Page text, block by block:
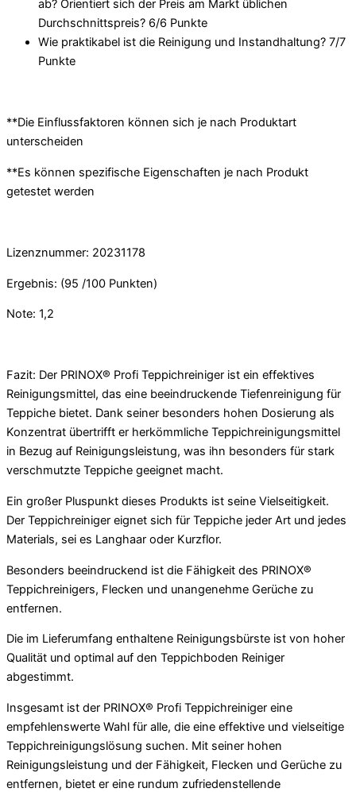
ab? Orientiert sich der Preis am Markt üblichen
Durchschnittspreis? 6/6 Punkte
Wie praktikabel ist die Reinigung und Instandhaltung? 7/7
Punkte
**Die Einflussfaktoren können sich je nach Produktart
unterscheiden
**Es können spezifische Eigenschaften je nach Produkt
getestet werden
Lizenznummer: 20231178
Ergebnis: (95 /100 Punkten)
Note: 1,2
Fazit: Der PRINOX® Profi Teppichreiniger ist ein effektives
Reinigungsmittel, das eine beeindruckende Tiefenreinigung für
Teppiche bietet. Dank seiner besonders hohen Dosierung als
Konzentrat übertrifft er herkömmliche Teppichreinigungsmittel
in Bezug auf Reinigungsleistung, was ihn besonders für stark
verschmutzte Teppiche geeignet macht.
Ein großer Pluspunkt dieses Produkts ist seine Vielseitigkeit.
Der Teppichreiniger eignet sich für Teppiche jeder Art und jedes
Materials, sei es Langhaar oder Kurzflor.
Besonders beeindruckend ist die Fähigkeit des PRINOX®
Teppichreinigers, Flecken und unangenehme Gerüche zu
entfernen.
Die im Lieferumfang enthaltene Reinigungsbürste ist von hoher
Qualität und optimal auf den Teppichboden Reiniger
abgestimmt.
Insgesamt ist der PRINOX® Profi Teppichreiniger eine
empfehlenswerte Wahl für alle, die eine effektive und vielseitige
Teppichreinigungslösung suchen. Mit seiner hohen
Reinigungsleistung und der Fähigkeit, Flecken und Gerüche zu
entfernen, bietet er eine rundum zufriedenstellende